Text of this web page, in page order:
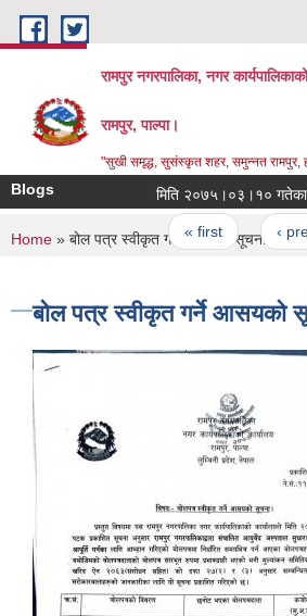
Skip to main content
रामपुर नगरपालिका, नगर
रामपुर, पाल्पा।
"सुखी समृद्ध, सुसंस्कृत शहर, समुन्नत रामपुर,
Blogs
Pages
« first ‹
You are here
Home » बोल पत्र स्वीकृत गर्ने आसयको सूचना ।
बोल पत्र स्वीकृत गर्ने आसयको